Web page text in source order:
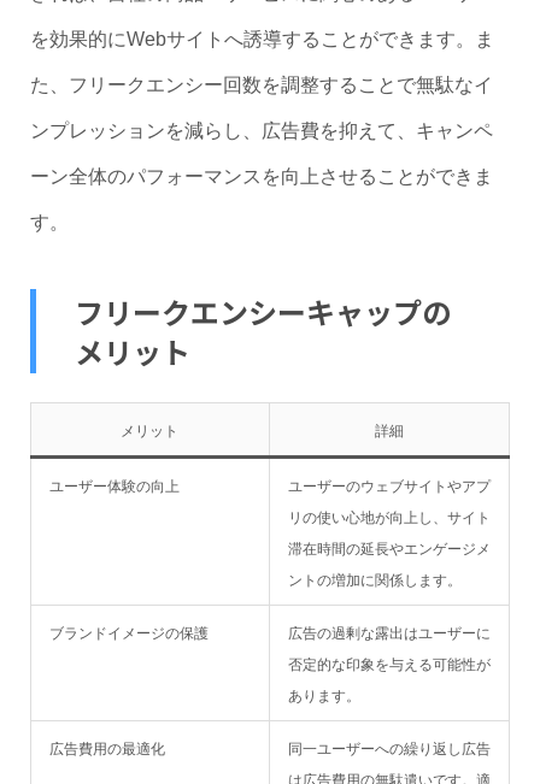
を効果的にWebサイトへ誘導することができます。ま
た、フリークエンシー回数を調整することで無駄なイ
ンプレッションを減らし、広告費を抑えて、キャンペ
ーン全体のパフォーマンスを向上させることができま
す。
フリークエンシーキャップの
メリット
メリット 詳細
ユーザー体験の向上
ユーザーのウェブサイトやアプ
リの使い心地が向上し、サイト
滞在時間の延長やエンゲージメ
ントの増加に関係します。
ブランドイメージの保護
広告の過剰な露出はユーザーに
否定的な印象を与える可能性が
あります。
広告費用の最適化
同一ユーザーへの繰り返し広告
は広告費用の無駄遣いです。適